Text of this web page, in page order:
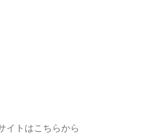
イトはこちらから